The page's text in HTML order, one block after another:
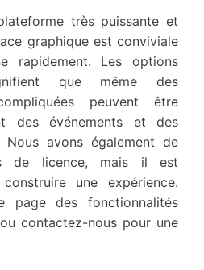
très puissante et
graphique est conviviale
rapidement. Les options
que même des
peuvent être
des événements et des
avons également de
de licence, mais il est
une expérience.
page des fonctionnalités
contactez-nous pour une